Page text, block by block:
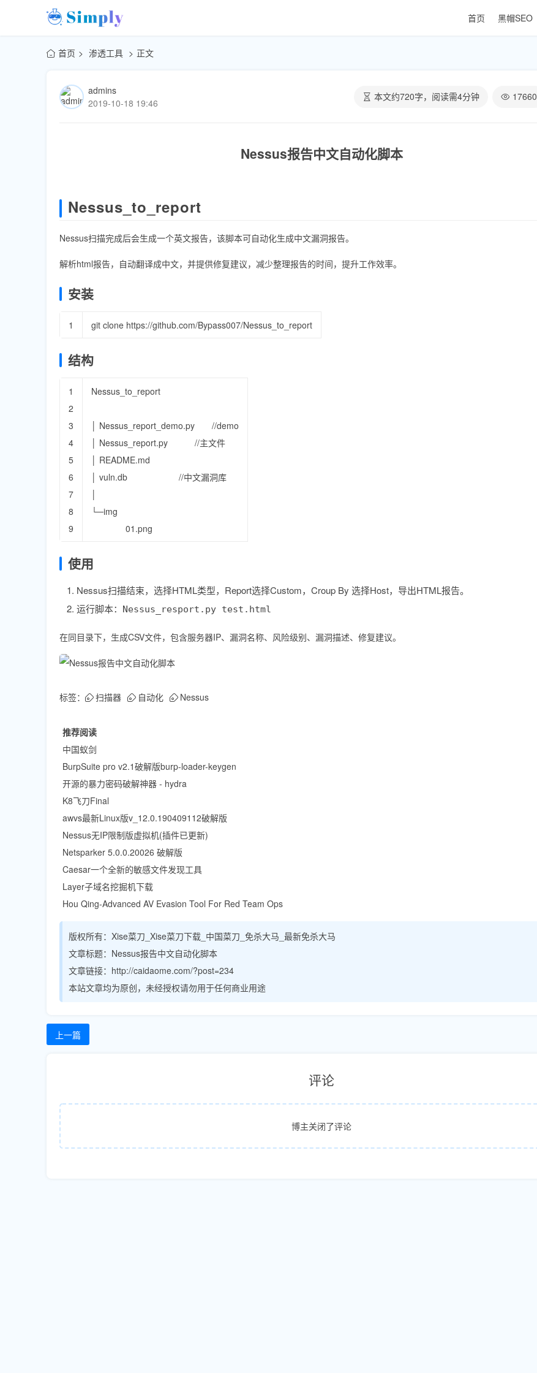
首页 黑帽SEO
首页 渗透工具 正文
admins
2019-10-18 19:46
本文约720字，阅读需4分钟 17660
Nessus报告中文自动化脚本
Nessus_to_report
Nessus扫描完成后会生成一个英文报告，该脚本可自动化生成中文漏洞报告。
解析html报告，自动翻译成中文，并提供修复建议，减少整理报告的时间，提升工作效率。
安装
1 git clone https://github.com/Bypass007/Nessus_to_report
结构
1
2
3
4
5
6
7
8
9
Nessus_to report
Nessus_report_demo.py
//demo
Nessus_report.py
//主文件
README.md
vuln.db
//中文漏洞库
└─img
01.png
使用
Nessus扫描结束，选择HTML类型，Report选择Custom，Croup By 选择Host，导出HTML报告。
运行脚本：
Nessus_resport.py test.html
在同目录下，生成CSV文件，包含服务器IP、漏洞名称、风险级别、漏洞描述、修复建议。
标签： 扫描器 自动化 Nessus
推荐阅读
中国蚁剑
BurpSuite pro v2.1破解版burp-loader-keygen
开源的暴力密码破解神器 - hydra
K8飞刀Final
awvs最新Linux版v_12.0.190409112破解版
Nessus无IP限制版虚拟机(插件已更新)
Netsparker 5.0.0.20026 破解版
Caesar一个全新的敏感文件发现工具
Layer子域名挖掘机下载
Hou Qing-Advanced AV Evasion Tool For Red Team Ops
版权所有： Xise菜刀_Xise菜刀下载_中国菜刀_免杀大马_最新免杀大马
文章标题： Nessus报告中文自动化脚本
文章链接：http://caidaome.com/?post=234
本站文章均为原创，未经授权请勿用于任何商业用途
上一篇
评论
博主关闭了评论